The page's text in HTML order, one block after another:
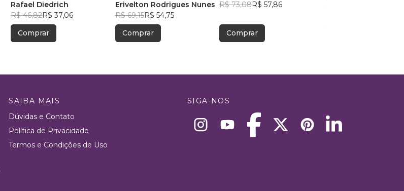
Rafael Diedrich
R$ 46,82R$ 37,06
Comprar
Erivelton Rodrigues Nunes
R$ 69,15R$ 54,75
Comprar
R$ 73,08R$ 57,86
Comprar
SAIBA MAIS
Dúvidas e Contato
Política de Privacidade
Termos e Condições de Uso
SIGA-NOS